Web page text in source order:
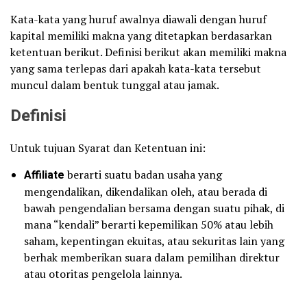
Kata-kata yang huruf awalnya diawali dengan huruf
kapital memiliki makna yang ditetapkan berdasarkan
ketentuan berikut. Definisi berikut akan memiliki makna
yang sama terlepas dari apakah kata-kata tersebut
muncul dalam bentuk tunggal atau jamak.
Definisi
Untuk tujuan Syarat dan Ketentuan ini:
Affiliateberarti suatu badan usaha yang
mengendalikan, dikendalikan oleh, atau berada di
bawah pengendalian bersama dengan suatu pihak, di
mana “kendali” berarti kepemilikan 50% atau lebih
saham, kepentingan ekuitas, atau sekuritas lain yang
berhak memberikan suara dalam pemilihan direktur
atau otoritas pengelola lainnya.